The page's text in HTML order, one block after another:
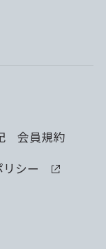
会員規約
シー